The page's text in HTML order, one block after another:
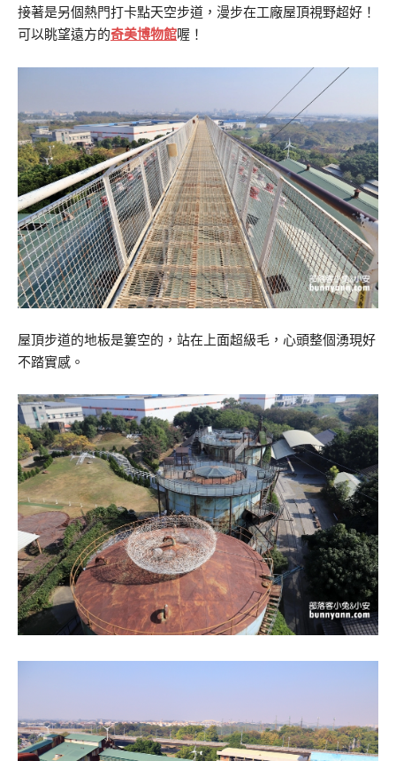
接著是另個熱門打卡點天空步道，漫步在工廠屋頂視野超好！
可以眺望遠方的奇美博物館喔！
屋頂步道的地板是簍空的，站在上面超級毛，心頭整個湧現好
不踏實感。